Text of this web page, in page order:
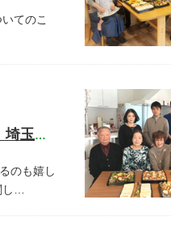
てのこ
開催しました! 『新築お披露目パーティー』 埼玉県川越市 B様宅
のも嬉し
…